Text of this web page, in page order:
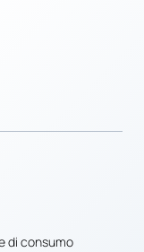
di consumo